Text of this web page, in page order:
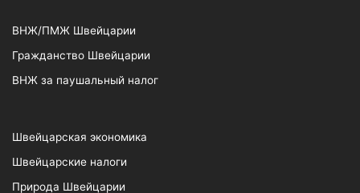
ВНЖ/ПМЖ Швейцарии
Гражданство Швейцарии
ВНЖ за паушальный налог
Швейцарская экономика
Швейцарские налоги
Природа Швейцарии